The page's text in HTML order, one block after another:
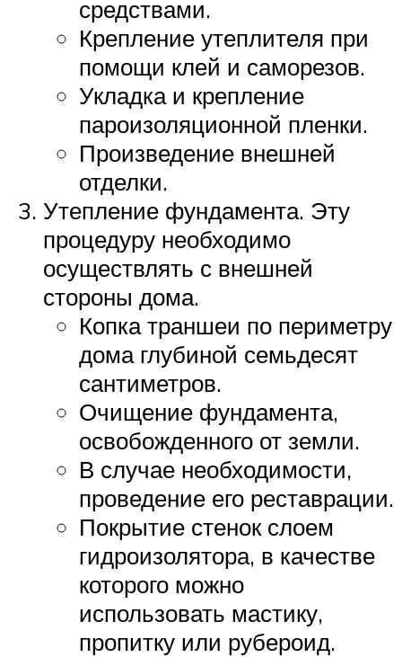
средствами.
Крепление утеплителя при
помощи клей и саморезов.
Укладка и крепление
пароизоляционной пленки.
Произведение внешней
отделки.
Утепление фундамента. Эту
процедуру необходимо
осуществлять с внешней
стороны дома.
Копка траншеи по периметру
дома глубиной семьдесят
сантиметров.
Очищение фундамента,
освобожденного от земли.
В случае необходимости,
проведение его реставрации.
Покрытие стенок слоем
гидроизолятора, в качестве
которого можно
использовать мастику,
пропитку или рубероид.